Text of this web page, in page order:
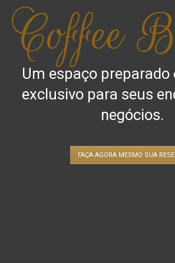
Coffee
Um espaço preparado
exclusivo para seus
negócios.
FAÇA AGORA MESMO SUA